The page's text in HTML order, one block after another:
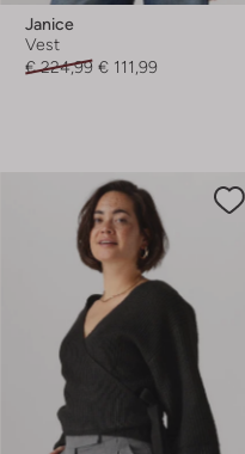
Janice
Vest
€ 224,99 € 111,99